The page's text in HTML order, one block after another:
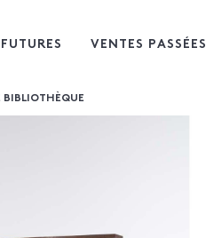
VENTES PASSÉES
BIBLIOTHÈQUE